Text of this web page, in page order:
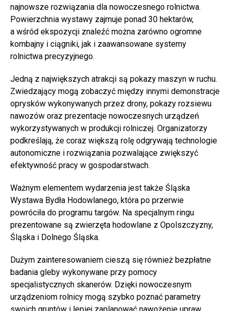
najnowsze rozwiązania dla nowoczesnego rolnictwa.
Powierzchnia wystawy zajmuje ponad 30 hektarów,
a wśród ekspozycji znaleźć można zarówno ogromne
kombajny i ciągniki, jak i zaawansowane systemy
rolnictwa precyzyjnego.
Jedną z największych atrakcji są pokazy maszyn w ruchu.
Zwiedzający mogą zobaczyć między innymi demonstracje
oprysków wykonywanych przez drony, pokazy rozsiewu
nawozów oraz prezentacje nowoczesnych urządzeń
wykorzystywanych w produkcji rolniczej. Organizatorzy
podkreślają, że coraz większą rolę odgrywają technologie
autonomiczne i rozwiązania pozwalające zwiększyć
efektywność pracy w gospodarstwach.
Ważnym elementem wydarzenia jest także Śląska
Wystawa Bydła Hodowlanego, która po przerwie
powróciła do programu targów. Na specjalnym ringu
prezentowane są zwierzęta hodowlane z Opolszczyzny,
Śląska i Dolnego Śląska.
Dużym zainteresowaniem cieszą się również bezpłatne
badania gleby wykonywane przy pomocy
specjalistycznych skanerów. Dzięki nowoczesnym
urządzeniom rolnicy mogą szybko poznać parametry
swoich gruntów i lepiej zaplanować nawożenie upraw.